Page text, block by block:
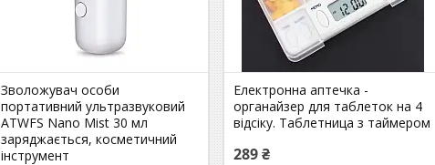
Зволожувач особи
портативний ультразвуковий
ATWFS Nano Mist 30 мл
заряджається, косметичний
інструмент
Електронна аптечка -
органайзер для таблеток на 4
відсіку. Таблетница з таймером
289 ₴